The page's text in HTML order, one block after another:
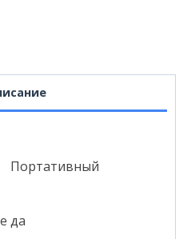
Портативный
да